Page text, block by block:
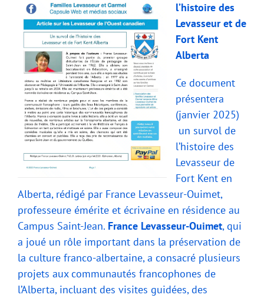
l’histoire des
Levasseur et de
Fort Kent
Alberta
Ce document
présentera
(janvier 2025)
un survol de
l’histoire des
Levasseur de
Fort Kent en
Alberta, rédigé par France Levasseur-Ouimet,
professeure émérite et écrivaine en résidence au
Campus Saint-Jean. France Levasseur-Ouimet, qui
a joué un rôle important dans la préservation de
la culture franco-albertaine, a consacré plusieurs
projets aux communautés francophones de
l’Alberta, incluant des visites guidées, des